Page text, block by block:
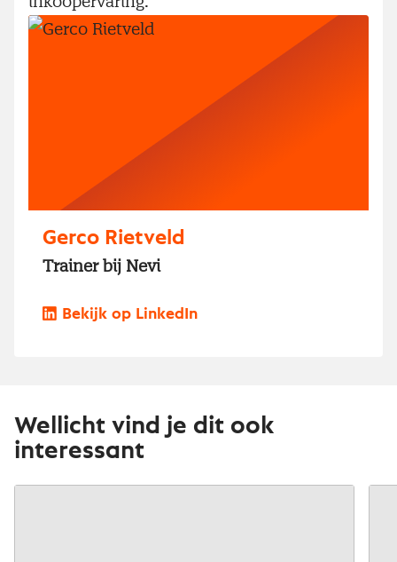
Gerco Rietveld
Trainer bij Nevi
Bekijk op LinkedIn
Wellicht vind je dit ook
interessant